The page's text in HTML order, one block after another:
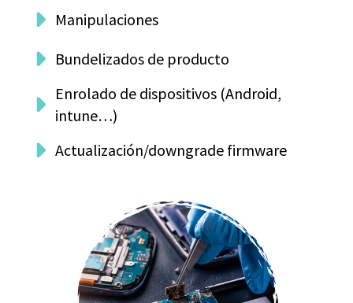
Manipulaciones
Bundelizados de producto
Enrolado de dispositivos (Android,
intune…)
Actualización/downgrade firmware